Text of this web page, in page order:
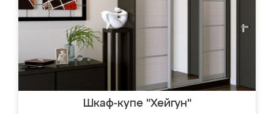
Шкаф-купе "Хейгун"